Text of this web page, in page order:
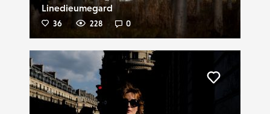
Linedieumegard
36 228 0